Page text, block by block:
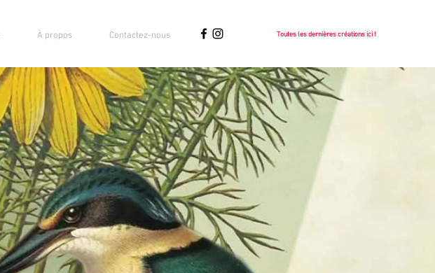
À propos Contactez-nous Toutes les dernières créations ici !